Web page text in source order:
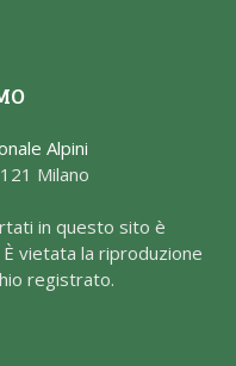
Alpini
Milano
in questo sito è
vietata la riproduzione
registrato.